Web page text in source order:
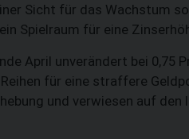
Sicht für das Wachstum
Spielraum für eine
April unverändert bei 0,75
für eine straffere
und verwiesen auf